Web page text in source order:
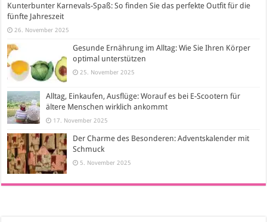
Kunterbunter Karnevals-Spaß: So finden Sie das perfekte Outfit für die
fünfte Jahreszeit
26. November 2025
Gesunde Ernährung im Alltag: Wie Sie Ihren Körper
optimal unterstützen
25. November 2025
Alltag, Einkaufen, Ausflüge: Worauf es bei E-Scootern für
ältere Menschen wirklich ankommt
17. November 2025
Der Charme des Besonderen: Adventskalender mit
Schmuck
5. November 2025